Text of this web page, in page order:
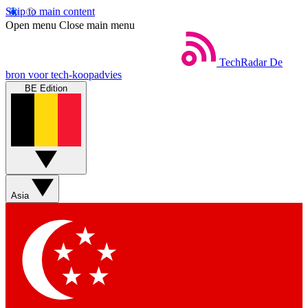
Skip to main content
Open menu Close main menu
TechRadar De
bron voor tech-koopadvies
BE Edition
Asia